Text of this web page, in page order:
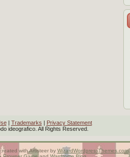
| Trademarks | Privacy Statement
ideografico. All Rights Reserved.
created with Artisteer by WizardWordpressThemes.com.